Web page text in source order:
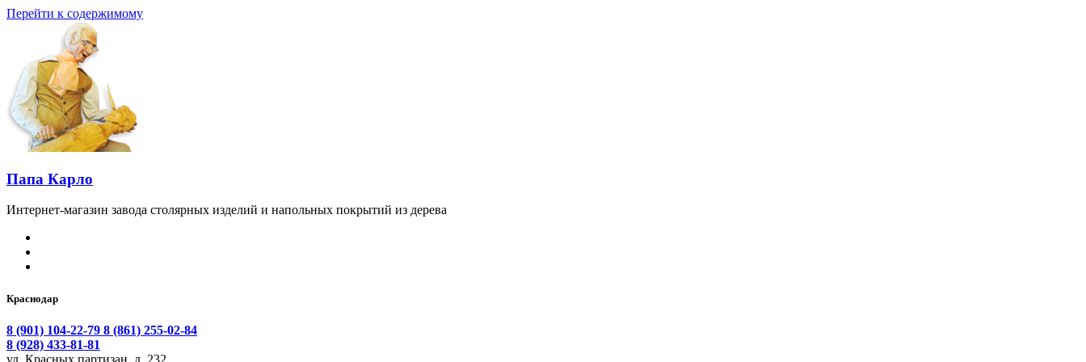
Перейти к содержимому
Папа Карло
Интернет-магазин завода столярных изделий и напольных покрытий из дерева
Краснодар
8 (901) 104-22-79 8 (861) 255-02-84
8 (928) 433-81-81
ул. Красных партизан, д. 232